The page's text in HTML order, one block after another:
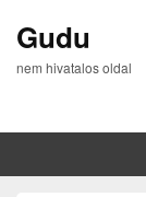
Gudu
nem hivatalos oldal